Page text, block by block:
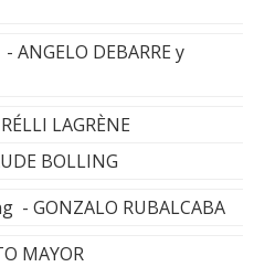
DEBARRE y
LAGRÈNE
BOLLING
- GONZALO RUBALCABA
MAYOR